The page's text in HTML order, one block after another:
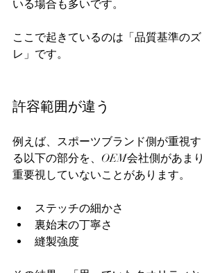
いる場合も多いです。
ここで起きているのは「品質基準のズ
レ」です。
許容範囲が違う
例えば、スポーツブランド側が重視す
る以下の部分を、OEM会社側があまり
重要視していないことがあります。
ステッチの細かさ
裏始末の丁寧さ
縫製強度